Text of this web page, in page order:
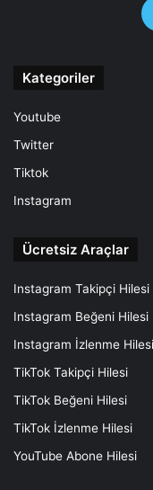
Kategoriler
Youtube
Twitter
Tiktok
Instagram
Ücretsiz Araçlar
Instagram Takipçi Hilesi
Instagram Beğeni Hilesi
Instagram İzlenme Hilesi
TikTok Takipçi Hilesi
TikTok Beğeni Hilesi
TikTok İzlenme Hilesi
YouTube Abone Hilesi